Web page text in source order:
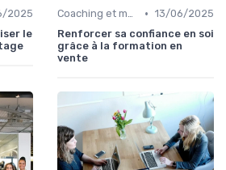
2025
le
Coaching et mentorat • 13/06/2025
Renforcer sa confiance en soi
grâce à la formation en
vente